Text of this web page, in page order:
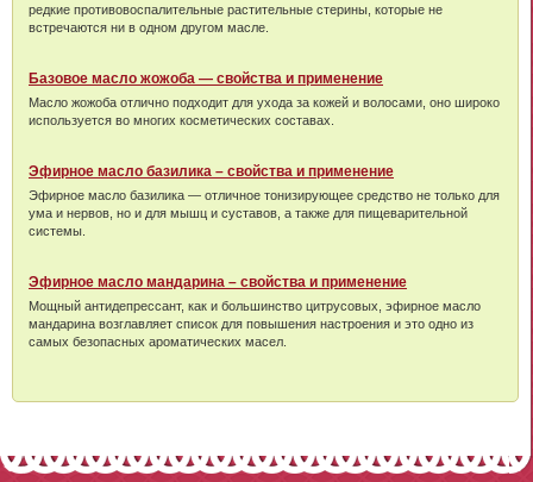
редкие противовоспалительные растительные стерины, которые не
встречаются ни в одном другом масле.
Базовое масло жожоба — свойства и применение
Масло жожоба отлично подходит для ухода за кожей и волосами, оно широко
используется во многих косметических составах.
Эфирное масло базилика – свойства и применение
Эфирное масло базилика — отличное тонизирующее средство не только для
ума и нервов, но и для мышц и суставов, а также для пищеварительной
системы.
Эфирное масло мандарина – свойства и применение
Мощный антидепрессант, как и большинство цитрусовых, эфирное масло
мандарина возглавляет список для повышения настроения и это одно из
самых безопасных ароматических масел.